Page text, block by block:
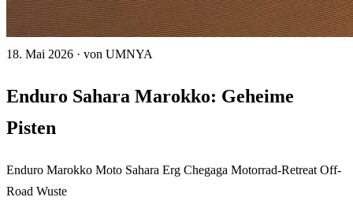
18. Mai 2026 · von UMNYA
Enduro Sahara Marokko: Geheime
Pisten
Enduro Marokko Moto Sahara Erg Chegaga Motorrad-Retreat Off-
Road Wuste